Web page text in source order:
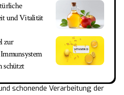
und Vitalität
zur
schützt
schonende Verarbeitung der